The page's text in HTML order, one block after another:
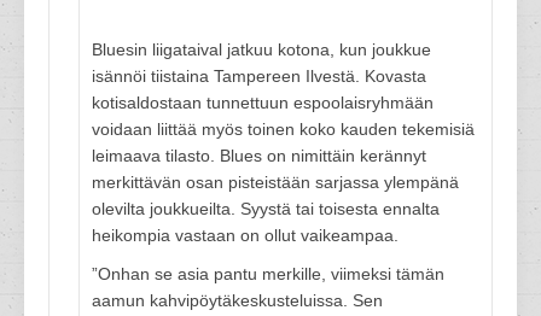
Bluesin liigataival jatkuu kotona, kun joukkue
isännöi tiistaina Tampereen Ilvestä. Kovasta
kotisaldostaan tunnettuun espoolaisryhmään
voidaan liittää myös toinen koko kauden tekemisiä
leimaava tilasto. Blues on nimittäin kerännyt
merkittävän osan pisteistään sarjassa ylempänä
olevilta joukkueilta. Syystä tai toisesta ennalta
heikompia vastaan on ollut vaikeampaa.
”Onhan se asia pantu merkille, viimeksi tämän
aamun kahvipöytäkeskusteluissa. Sen